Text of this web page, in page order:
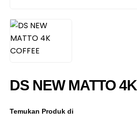
DS NEW MATTO
Temukan Produk di